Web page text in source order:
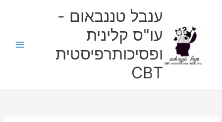
ענבל טננבאום -
עו"ס קלינית
ופסיכותרפיסטית
CBT